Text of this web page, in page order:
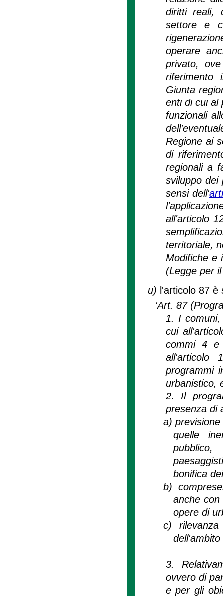
diritti reali,
settore e
operare
privato,
riferimento
Giunta
enti di cui al
funzionali
Regione ai
di
regionali a
sviluppo dei
sensi dell'
all'articolo
territoriale,
Modifiche e
(Legge per
u) l'articolo 87 è
'Art. 87
1. I comuni,
cui
commi 4 e
all'articolo
programmi
urbanistico,
2. Il
presenza di
a)
quelle
pubblico,
bonifica
b)
anche con
opere di
c)
3.
ovvero di
e per gli